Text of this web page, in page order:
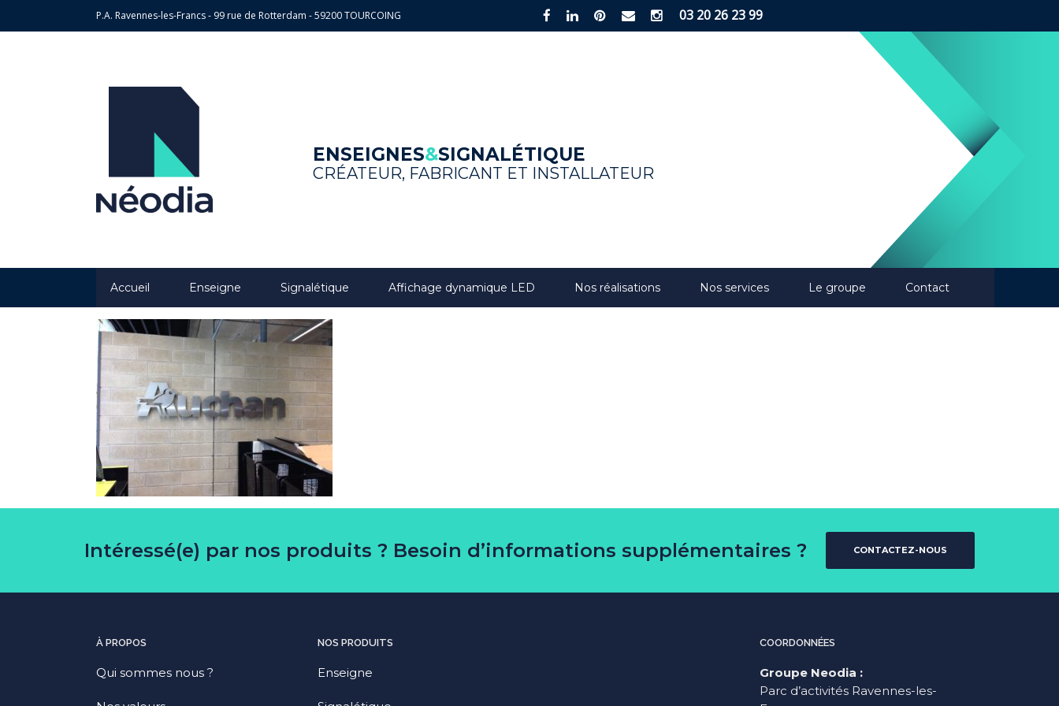
P.A. Ravennes-les-Francs - 99 rue de Rotterdam - 59200 TOURCOING 03 20 26 23 99
ENSEIGNES&SIGNALÉTIQUE
CRÉATEUR, FABRICANT ET INSTALLATEUR
Accueil Enseigne Signalétique Affichage dynamique LED Nos réalisations Nos services Le groupe Contact
Intéressé(e) par nos produits ? Besoin d’informations supplémentaires ? CONTACTEZ-NOUS
À PROPOS
Qui sommes nous ?
NOS PRODUITS
Enseigne
COORDONNÉES
Groupe Neodia :
Parc d’activités Ravennes-les-